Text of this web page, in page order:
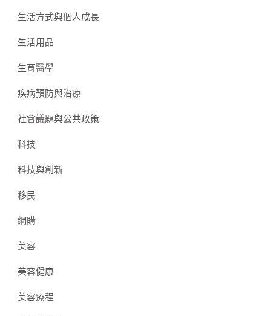
生活方式與個人成長
生活用品
生育醫學
疾病預防與治療
社會議題與公共政策
科技
科技與創新
移民
網購
美容
美容健康
美容療程